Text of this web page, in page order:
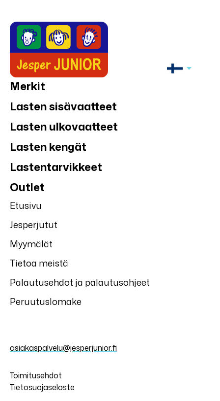
Merkit
Lasten sisävaatteet
Lasten ulkovaatteet
Lasten kengät
Lastentarvikkeet
Outlet
Etusivu
Jesperjutut
Myymälät
Tietoa meistä
Palautusehdot ja palautusohjeet
Peruutuslomake
asiakaspalvelu@jesperjunior.fi
Toimitusehdot
Tietosuojaseloste